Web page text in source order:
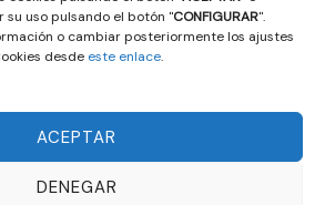
su uso pulsando el botón "CONFIGURAR".
o cambiar posteriormente los ajustes
desde este enlace.
ACEPTAR
DENEGAR
b
o
o
k
i
t
t
e
r
a
g
r
a
m
e
d
i
n
la colaboración de: